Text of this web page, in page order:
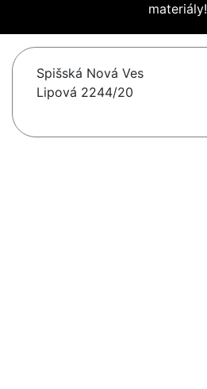
materiály!
Spišská Nová Ves
Lipová 2244/20